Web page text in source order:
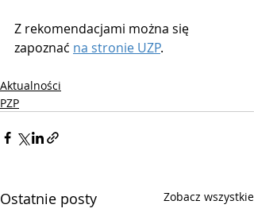
Z rekomendacjami można się
zapoznać na stronie UZP.
Aktualności
PZP
Ostatnie posty Zobacz wszystkie